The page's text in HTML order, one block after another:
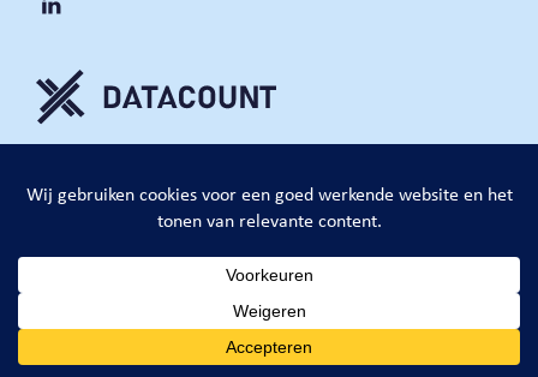
DataCount B.V.
privacy policy
algemene voorwaarden